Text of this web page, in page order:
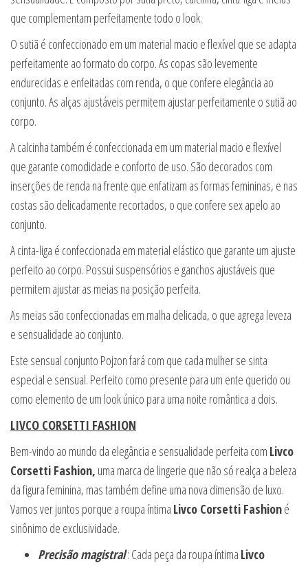
que complementam perfeitamente todo o look.
O sutiã é confeccionado em um material macio e flexível que se adapta
perfeitamente ao formato do corpo. As copas são levemente
endurecidas e enfeitadas com renda, o que confere elegância ao
conjunto. As alças ajustáveis permitem ajustar perfeitamente o sutiã ao
corpo.
A calcinha também é confeccionada em um material macio e flexível
que garante comodidade e conforto de uso. São decorados com
inserções de renda na frente que enfatizam as formas femininas, e nas
costas são delicadamente recortados, o que confere sex apelo ao
conjunto.
A cinta-liga é confeccionada em material elástico que garante um ajuste
perfeito ao corpo. Possui suspensórios e ganchos ajustáveis que
permitem ajustar as meias na posição perfeita.
As meias são confeccionadas em malha delicada, o que agrega leveza
e sensualidade ao conjunto.
Este sensual conjunto Pojzon fará com que cada mulher se sinta
especial e sensual. Perfeito como presente para um ente querido ou
como elemento de um look único para uma noite romântica a dois.
LIVCO CORSETTI FASHION
Bem-vindo ao mundo da elegância e sensualidade perfeita com Livco
Corsetti Fashion, uma marca de lingerie que não só realça a beleza
da figura feminina, mas também define uma nova dimensão de luxo.
Vamos ver juntos porque a roupa íntima Livco Corsetti Fashioné
sinônimo de exclusividade.
Precisão magistral: Cada peça da roupa íntima Livco